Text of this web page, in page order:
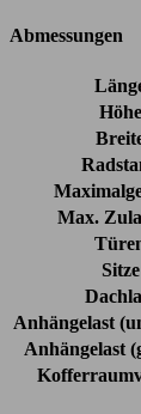
Abmessungen
Höhe
Max.
Sitze
Anhängelast
Anhängelast